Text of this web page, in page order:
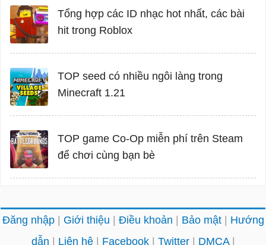
Tổng hợp các ID nhạc hot nhất, các bài
hit trong Roblox
TOP seed có nhiều ngôi làng trong
Minecraft 1.21
TOP game Co-Op miễn phí trên Steam
để chơi cùng bạn bè
Đăng nhập Giới thiệu Điều khoản Bảo mật
Hướng
dẫn
Liên hệ Facebook Twitter DMCA